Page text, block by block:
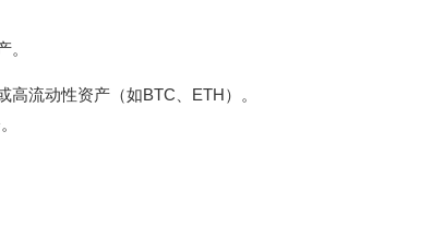
流动性资产（如BTC、ETH）。